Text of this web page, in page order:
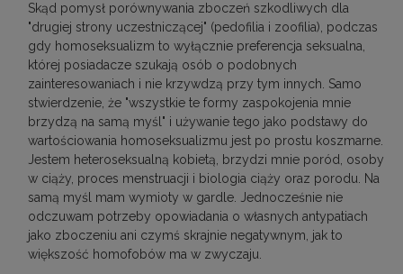
Skąd pomysł porównywania zboczeń szkodliwych dla
"drugiej strony uczestniczącej" (pedofilia i zoofilia), podczas
gdy homoseksualizm to wyłącznie preferencja seksualna,
której posiadacze szukają osób o podobnych
zainteresowaniach i nie krzywdzą przy tym innych. Samo
stwierdzenie, że "wszystkie te formy zaspokojenia mnie
brzydzą na samą myśl" i używanie tego jako podstawy do
wartościowania homoseksualizmu jest po prostu koszmarne.
Jestem heteroseksualną kobietą, brzydzi mnie poród, osoby
w ciąży, proces menstruacji i biologia ciąży oraz porodu. Na
samą myśl mam wymioty w gardle. Jednocześnie nie
odczuwam potrzeby opowiadania o własnych antypatiach
jako zboczeniu ani czymś skrajnie negatywnym, jak to
większość homofobów ma w zwyczaju.